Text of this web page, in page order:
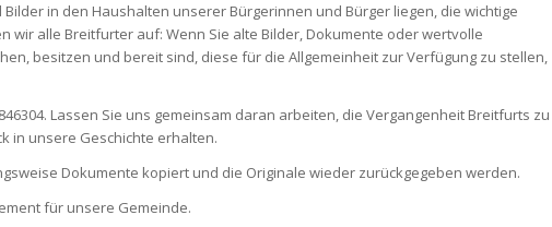
in den Haushalten unserer Bürgerinnen und Bürger liegen, die wichtige
wir alle Breitfurter auf: Wenn Sie alte Bilder, Dokumente oder wertvolle
besitzen und bereit sind, diese für die Allgemeinheit zur Verfügung zu stellen,
Lassen Sie uns gemeinsam daran arbeiten, die Vergangenheit Breitfurts zu
in unsere Geschichte erhalten.
Dokumente kopiert und die Originale wieder zurückgegeben werden.
für unsere Gemeinde.